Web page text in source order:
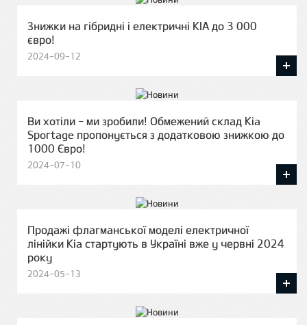
Знижки на гібридні і електричні KIA до 3 000
євро!
2024-09-12
Ви хотіли - ми зробили! Обмежений склад Kia
Sportage пропонується з додатковою знижкою до
1000 Євро!
2024-07-10
Продажі флагманської моделі електричної
лінійки Kia стартують в Україні вже у червні 2024
року
2024-05-13